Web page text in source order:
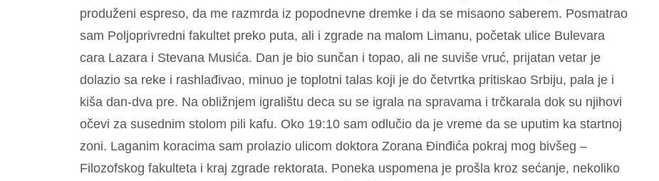
produženi espreso, da me razmrda iz popodnevne dremke i da se misaono saberem. Posmatrao
sam Poljoprivredni fakultet preko puta, ali i zgrade na malom Limanu, početak ulice Bulevara
cara Lazara i Stevana Musića. Dan je bio sunčan i topao, ali ne suviše vruć, prijatan vetar je
dolazio sa reke i rashlađivao, minuo je toplotni talas koji je do četvrtka pritiskao Srbiju, pala je i
kiša dan-dva pre. Na obližnjem igralištu deca su se igrala na spravama i trčkarala dok su njihovi
očevi za susednim stolom pili kafu. Oko 19:10 sam odlučio da je vreme da se uputim ka startnoj
zoni. Laganim koracima sam prolazio ulicom doktora Zorana Đinđića pokraj mog bivšeg –
Filozofskog fakulteta i kraj zgrade rektorata. Poneka uspomena je prošla kroz sećanje, nekoliko